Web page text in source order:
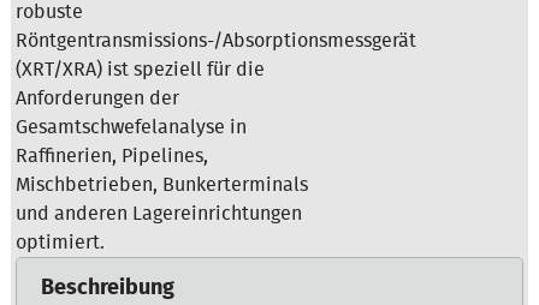
robuste
Röntgentransmissions-/Absorptionsmessgerät
(XRT/XRA) ist speziell für die
Anforderungen der
Gesamtschwefelanalyse in
Raffinerien, Pipelines,
Mischbetrieben, Bunkerterminals
und anderen Lagereinrichtungen
optimiert.
Beschreibung